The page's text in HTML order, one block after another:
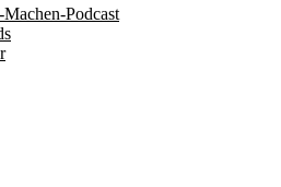
Machen-Podcast